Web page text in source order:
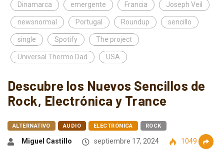
Dinamarca emergente Francia Joseph Veil
newsnormal Portugal Roundup sencillo
single Spotify The project
Universal Thermo Dad USA
Descubre los Nuevos Sencillos de
Rock, Electrónica y Trance
ALTERNATIVO AUDIO ELECTRÓNICA ROCK
Miguel Castillo septiembre 17, 2024 1049